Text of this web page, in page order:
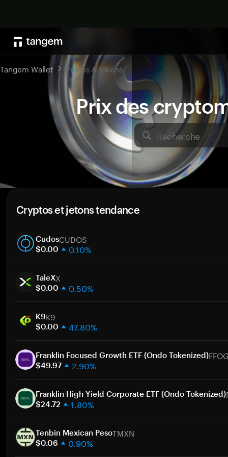
Prix des
Recherche
Tangem Wallet Pièces & tokens
Cryptos et jetons tendance
CudosCUDOS
$0.00 0.10%
30 jours
Capitalisation boursière
TaleXX
$0.00 0.50%
30 jours
Capitalisation boursière
K9K9
$0.00 47.80%
30 jours
Capitalisation boursière
Franklin Focused Growth ETF (Ondo Tokenized)
$49.97 2.90%
30 jours
Capitalisation boursière
Franklin High Yield Corporate ETF (Ondo Tokenized)
$24.72 1.80%
30 jours
Capitalisation boursière
Tenbin Mexican PesoTMXN
$0.06 0.90%